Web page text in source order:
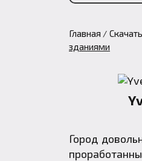
Главная
зданиями
Город